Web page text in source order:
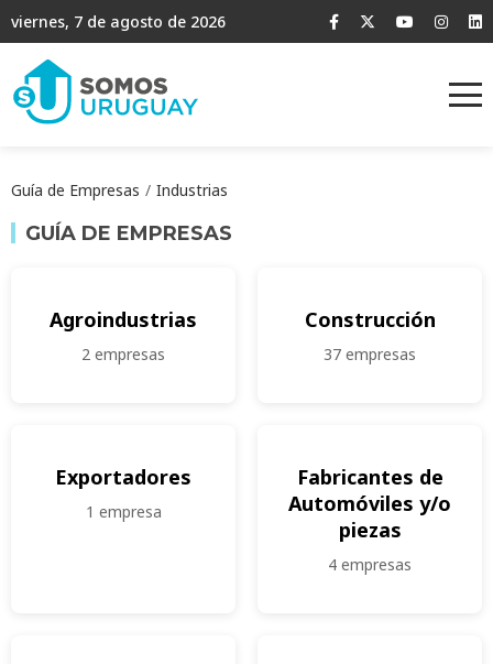
viernes, 7 de agosto de 2026
Guía de Empresas Industrias
GUÍA DE EMPRESAS
Agroindustrias
2 empresas
Construcción
37 empresas
Exportadores
1 empresa
Fabricantes de
Automóviles y/o
piezas
4 empresas